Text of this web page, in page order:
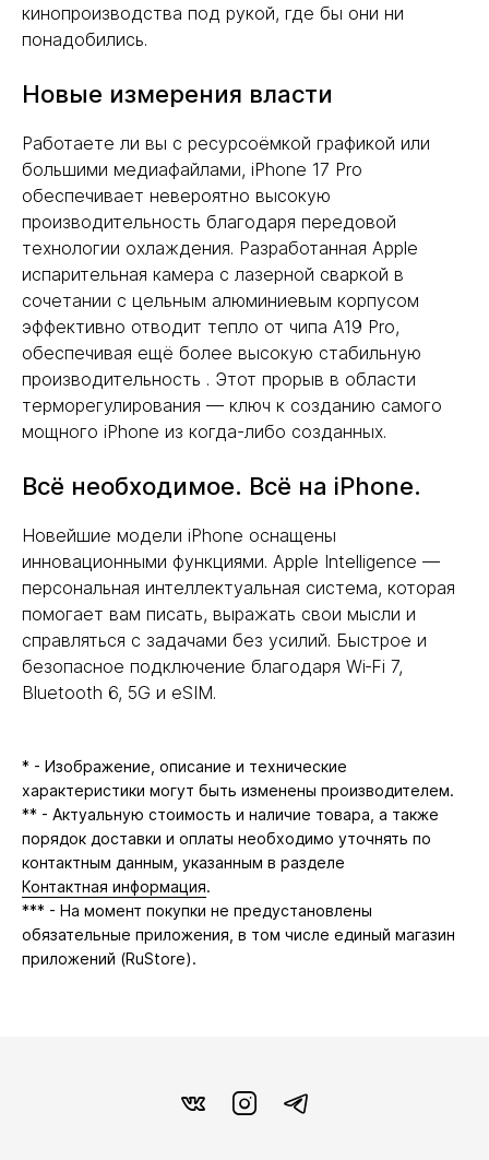
кинопроизводства под рукой, где бы они ни
понадобились.
Новые измерения власти
Работаете ли вы с ресурсоёмкой графикой или
большими медиафайлами, iPhone 17 Pro
обеспечивает невероятно высокую
производительность благодаря передовой
технологии охлаждения. Разработанная Apple
испарительная камера с лазерной сваркой в
сочетании с цельным алюминиевым корпусом
эффективно отводит тепло от чипа A19 Pro,
обеспечивая ещё более высокую стабильную
производительность . Этот прорыв в области
терморегулирования — ключ к созданию самого
мощного iPhone из когда-либо созданных.
Всё необходимое. Всё на iPhone.
Новейшие модели iPhone оснащены
инновационными функциями. Apple Intelligence —
персональная интеллектуальная система, которая
помогает вам писать, выражать свои мысли и
справляться с задачами без усилий. Быстрое и
безопасное подключение благодаря Wi‑Fi 7,
Bluetooth 6, 5G и eSIM.
* - Изображение, описание и технические
характеристики могут быть изменены производителем.
** - Актуальную стоимость и наличие товара, а также
порядок доставки и оплаты необходимо уточнять по
контактным данным, указанным в разделе
Контактная информация.
*** - На момент покупки не предустановлены
обязательные приложения, в том числе единый магазин
приложений (RuStore).